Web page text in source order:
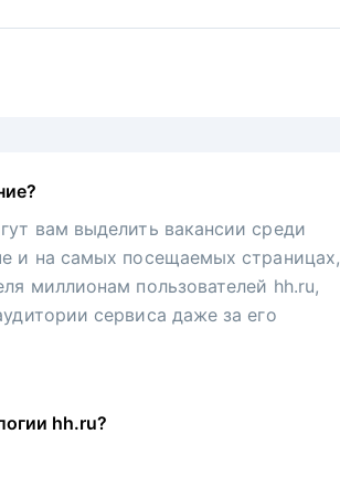
вам выделить вакансии среди
и на самых посещаемых страницах,
миллионам пользователей hh.ru,
сервиса даже за его
hh.ru?